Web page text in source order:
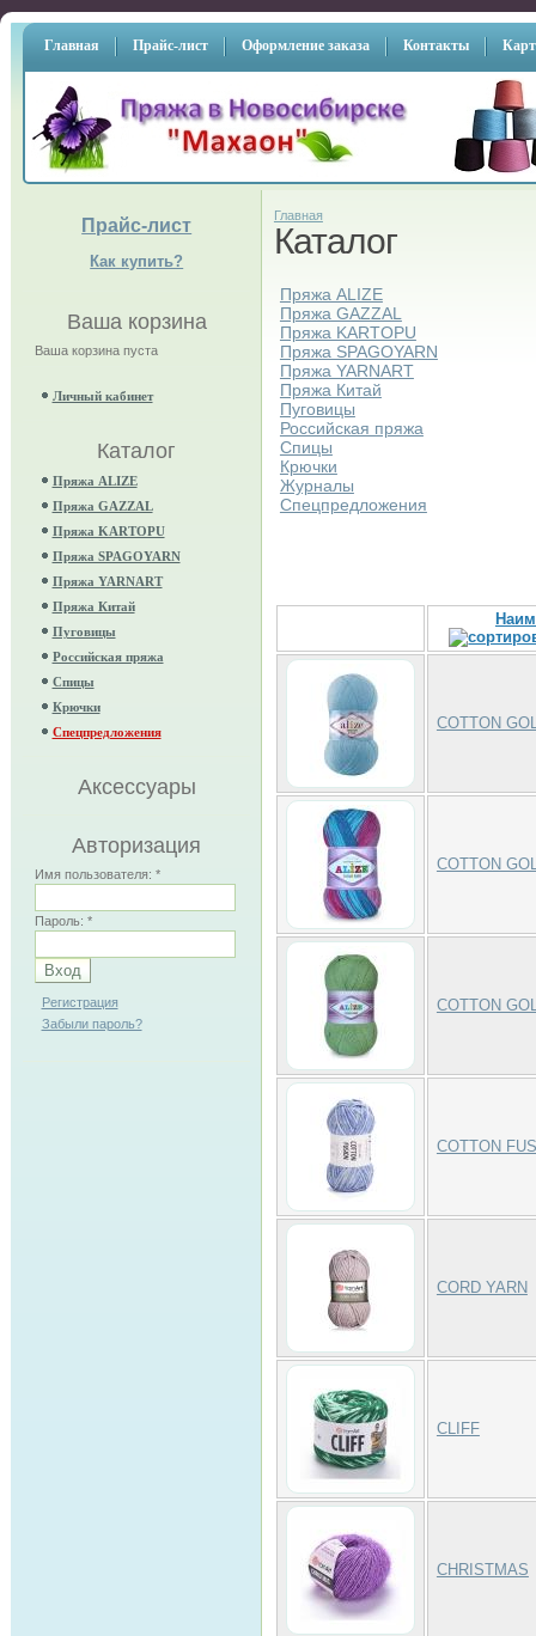
Главная Прайс-лист Оформление заказа Контакты
Прайс-лист
Как купить?
Ваша корзина
Ваша корзина пуста
Личный кабинет
Каталог
Пряжа ALIZE
Пряжа GAZZAL
Пряжа KARTOPU
Пряжа SPAGOYARN
Пряжа YARNART
Пряжа Китай
Пуговицы
Российская пряжа
Спицы
Крючки
Спецпредложения
Аксессуары
Авторизация
Имя пользователя: *
Пароль: *
Регистрация
Забыли пароль?
Главная
Каталог
Пряжа ALIZE
Пряжа GAZZAL
Пряжа KARTOPU
Пряжа SPAGOYARN
Пряжа YARNART
Пряжа Китай
Пуговицы
Российская пряжа
Спицы
Крючки
Журналы
Спецпредложения
COTTON
COTTON
COTTON
COTTON
CORD YARN
CLIFF
CHRISTMAS